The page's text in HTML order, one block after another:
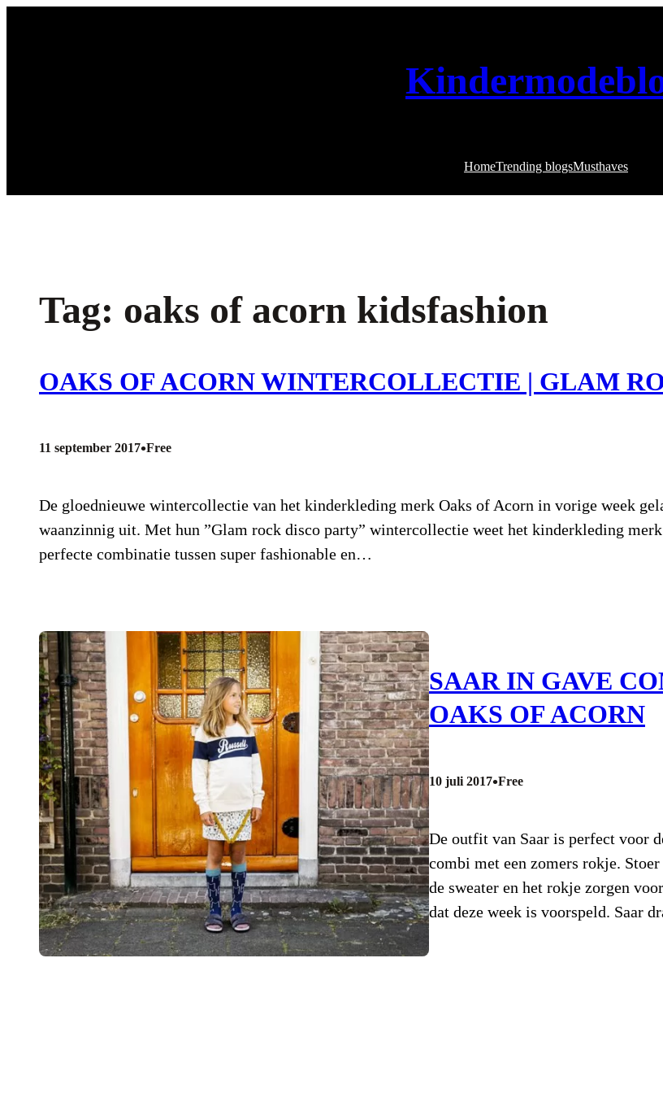
HomeTrending blogsMusthaves
Tag: oaks of acorn kidsfashion
OAKS OF ACORN WINTERCOLLECTIE | GLAM
11 september 2017•Free
De gloednieuwe wintercollectie van het kinderkleding merk Oaks of Acorn in vorige week
waanzinnig uit. Met hun ”Glam rock disco party” wintercollectie weet het kinderkleding
perfecte combinatie tussen super fashionable en…
SAAR IN GAVE
OAKS OF ACORN
10 juli 2017•Free
De outfit van Saar is perfect voor
combi met een zomers rokje.
de sweater en het rokje zorgen
dat deze week is voorspeld. Saar